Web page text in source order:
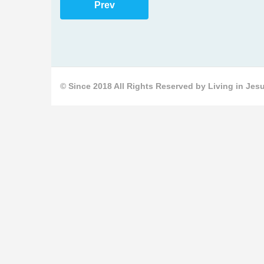
Prev
© Since 2018 All Rights Reserved by Living in